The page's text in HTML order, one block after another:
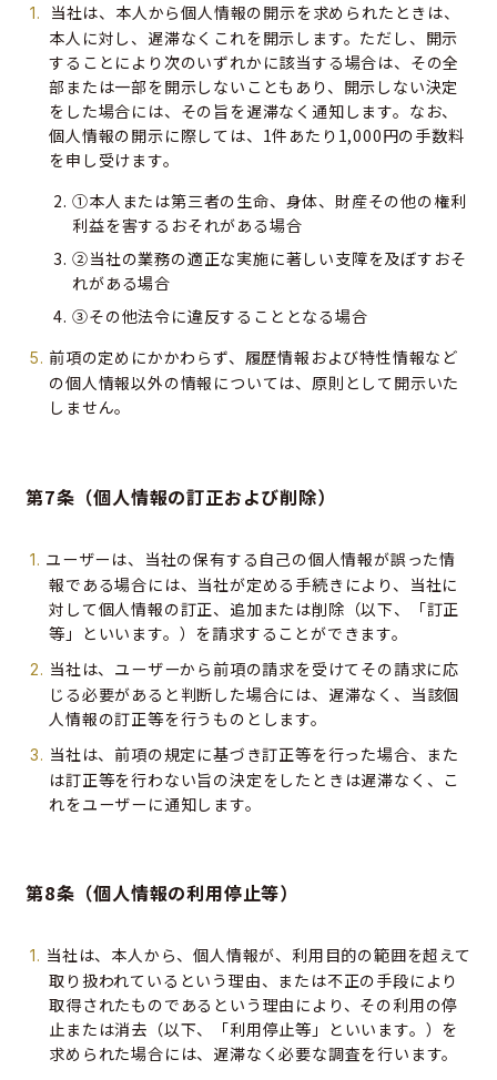
当社は、本人から個人情報の開示を求められたときは、
本人に対し、遅滞なくこれを開示します。ただし、開示
することにより次のいずれかに該当する場合は、その全
部または一部を開示しないこともあり、開示しない決定
をした場合には、その旨を遅滞なく通知します。なお、
個人情報の開示に際しては、1件あたり1,000円の手数料
を申し受けます。
①本人または第三者の生命、身体、財産その他の権利
利益を害するおそれがある場合
②当社の業務の適正な実施に著しい支障を及ぼすおそ
れがある場合
③その他法令に違反することとなる場合
前項の定めにかかわらず、履歴情報および特性情報など
の個人情報以外の情報については、原則として開示いた
しません。
第7条（個人情報の訂正および削除）
ユーザーは、当社の保有する自己の個人情報が誤った情
報である場合には、当社が定める手続きにより、当社に
対して個人情報の訂正、追加または削除（以下、「訂正
等」といいます。）を請求することができます。
当社は、ユーザーから前項の請求を受けてその請求に応
じる必要があると判断した場合には、遅滞なく、当該個
人情報の訂正等を行うものとします。
当社は、前項の規定に基づき訂正等を行った場合、また
は訂正等を行わない旨の決定をしたときは遅滞なく、こ
れをユーザーに通知します。
第8条（個人情報の利用停止等）
当社は、本人から、個人情報が、利用目的の範囲を超えて
取り扱われているという理由、または不正の手段により
取得されたものであるという理由により、その利用の停
止または消去（以下、「利用停止等」といいます。）を
求められた場合には、遅滞なく必要な調査を行います。